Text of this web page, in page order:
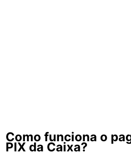
Como funciona o
PIX da Caixa?